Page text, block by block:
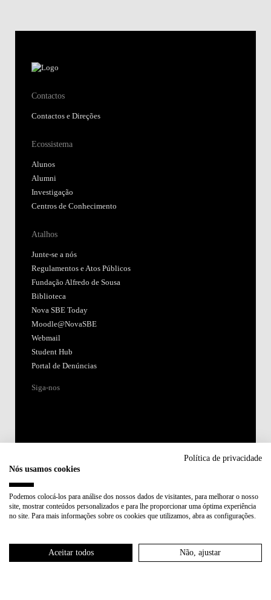
Contactos
Contactos e Direções
Ecossistema
Alunos
Alumni
Investigação
Centros de Conhecimento
Atalhos
Junte-se a nós
Regulamentos e Atos Públicos
Fundação Alfredo de Sousa
Biblioteca
Nova SBE Today
Moodle@NovaSBE
Webmail
Student Hub
Portal de Denúncias
Siga-nos
Membro de:
Política de privacidade
Nós usamos cookies
Podemos colocá-los para análise dos nossos dados de visitantes, para melhorar o nosso
site, mostrar conteúdos personalizados e para lhe proporcionar uma óptima experiência
no site. Para mais informações sobre os cookies que utilizamos, abra as configurações.
Aceitar todos Não, ajustar